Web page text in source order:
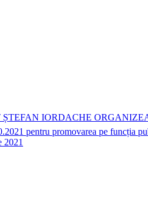
ȘTEFAN IORDACHE
pentru promovarea pe funcția
2021